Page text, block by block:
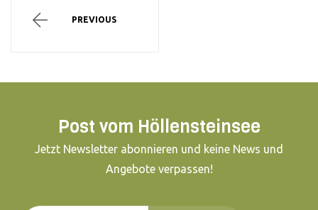
PREVIOUS
Post vom Höllensteinsee
Jetzt Newsletter abonnieren und keine News und
Angebote verpassen!